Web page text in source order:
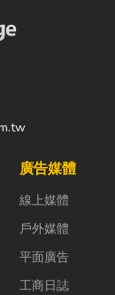
書」。這讓不
什麼？我們公
真的需要找
嗎？」 其
實，...
廣告媒體
線上媒體
戶外媒體
平面廣告
工商日誌